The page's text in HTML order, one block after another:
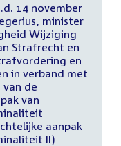
14 november
minister
Wijziging
Strafrecht en
en
in verband met
de
van
aanpak
II)